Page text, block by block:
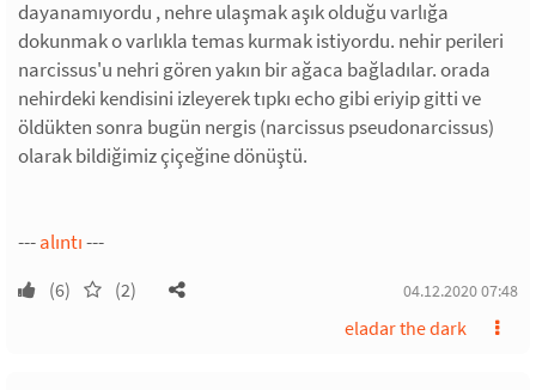
dayanamıyordu , nehre ulaşmak aşık olduğu varlığa
dokunmak o varlıkla temas kurmak istiyordu. nehir perileri
narcissus'u nehri gören yakın bir ağaca bağladılar. orada
nehirdeki kendisini izleyerek tıpkı echo gibi eriyip gitti ve
öldükten sonra bugün nergis (narcissus pseudonarcissus)
olarak bildiğimiz çiçeğine dönüştü.
---alıntı---
(6) (2) 04.12.2020 07:48
eladar the dark